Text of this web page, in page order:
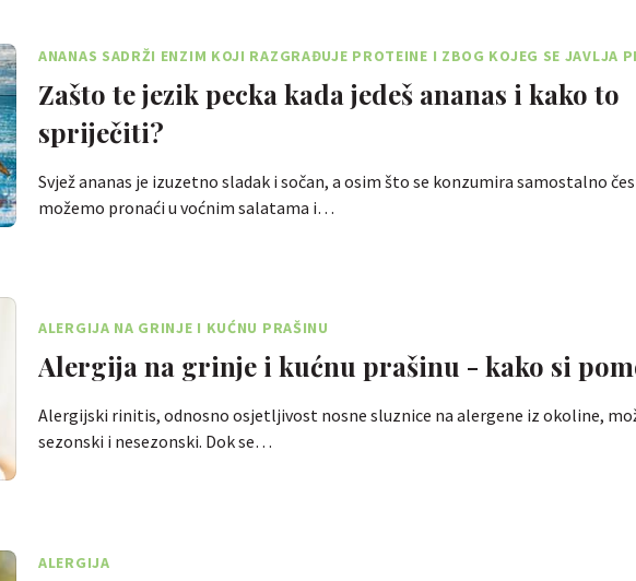
ANANAS SADRŽI ENZIM KOJI RAZGRAĐUJE PROTEINE I ZBOG KOJEG SE JAVLJA
Zašto te jezik pecka kada jedeš ananas i kako to
spriječiti?
Svjež ananas je izuzetno sladak i sočan, a osim što se konzumira samostalno
možemo pronaći u voćnim salatama i…
ALERGIJA NA GRINJE I KUĆNU PRAŠINU
Alergija na grinje i kućnu prašinu - kako si
Alergijski rinitis, odnosno osjetljivost nosne sluznice na alergene iz okoline,
sezonski i nesezonski. Dok se…
ALERGIJA